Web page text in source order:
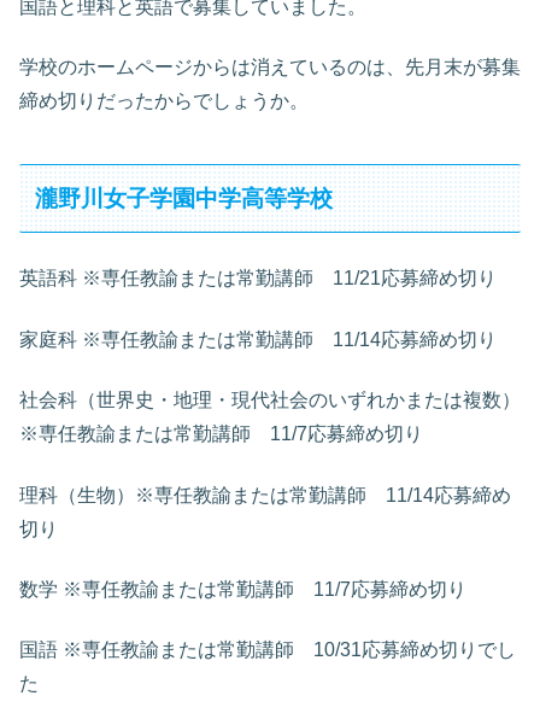
国語と理科と英語で募集していました。
学校のホームページからは消えているのは、先月末が募集
締め切りだったからでしょうか。
瀧野川女子学園中学高等学校
英語科 ※専任教諭または常勤講師 11/21応募締め切り
家庭科 ※専任教諭または常勤講師 11/14応募締め切り
社会科（世界史・地理・現代社会のいずれかまたは複数）
※専任教諭または常勤講師 11/7応募締め切り
理科（生物）※専任教諭または常勤講師 11/14応募締め
切り
数学 ※専任教諭または常勤講師 11/7応募締め切り
国語 ※専任教諭または常勤講師 10/31応募締め切りでし
た